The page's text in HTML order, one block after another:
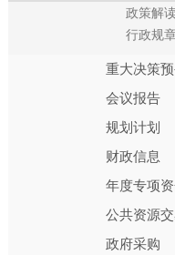
政策解
行政规
重大决策
会议报告
规划计划
财政信息
年度专项
公共资源
政府采购